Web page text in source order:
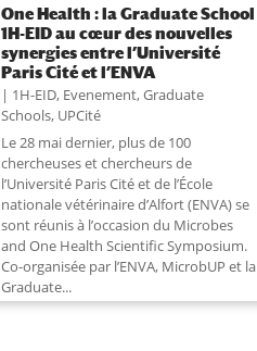
One Health : la Graduate School
1H-EID au cœur des nouvelles
synergies entre l’Université
Paris Cité et l’ENVA
1H-EID, Evenement,Graduate
Schools, UPCité
Le 28 mai dernier, plus de 100
chercheuses et chercheurs de
l’Université Paris Cité et de l’École
nationale vétérinaire d’Alfort (ENVA) se
sont réunis à l’occasion du Microbes
and One Health Scientific Symposium.
Co-organisée par l’ENVA, MicrobUP et la
Graduate...